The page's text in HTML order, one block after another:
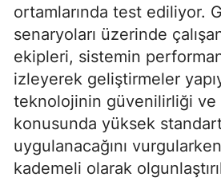
ortamlarında test ediliyor.
senaryoları üzerinde
ekipleri, sistemin
izleyerek geliştirmeler
teknolojinin güvenilirliği ve
konusunda yüksek
uygulanacağını
kademeli olarak